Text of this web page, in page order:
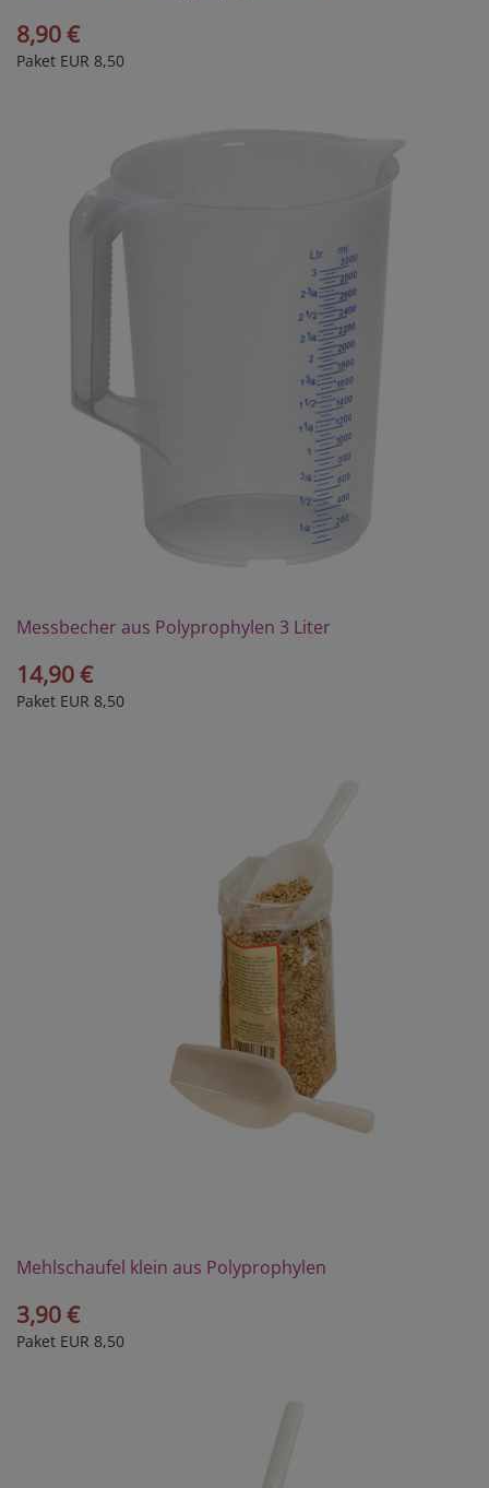
8,90 €
Paket EUR 8,50
Messbecher aus Polyprophylen 3 Liter
14,90 €
Paket EUR 8,50
Mehlschaufel klein aus Polyprophylen
3,90 €
Paket EUR 8,50